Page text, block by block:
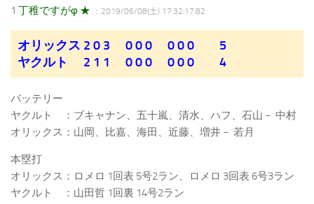
1 丁稚ですがφ ★ ：2019/06/08(土) 17:32:17.82
オリックス 2 0 3 0 0 0 0 0 0 5
ヤクルト 2 1 1 0 0 0 0 0 0 4
バッテリー
ヤクルト ：ブキャナン、五十嵐、清水、ハフ、石山－ 中村
オリックス：山岡、比嘉、海田、近藤、増井－ 若月
本塁打
オリックス：ロメロ 1回表 5号2ラン、ロメロ 3回表 6号3ラン
ヤクルト ：山田哲 1回裏 14号2ラン